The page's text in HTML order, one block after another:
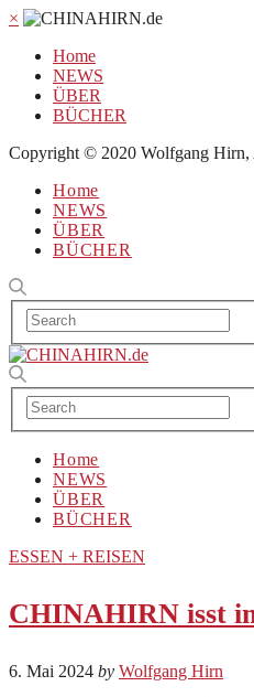
×
Home
NEWS
ÜBER
BÜCHER
Copyright © 2020 Wolfgang Hirn,
Home
NEWS
ÜBER
BÜCHER
Home
NEWS
ÜBER
BÜCHER
ESSEN + REISEN
CHINAHIRN isst
6. Mai 2024 by Wolfgang Hirn